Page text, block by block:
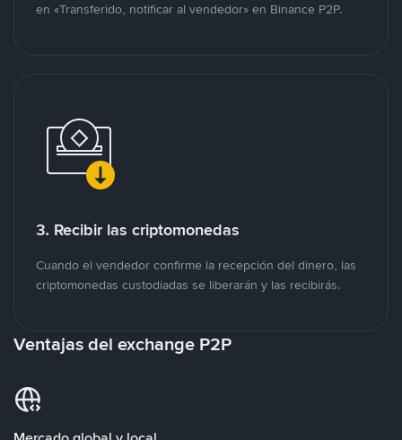
en «Transferido, notificar al vendedor» en Binance P2P.
3. Recibir las criptomonedas
Cuando el vendedor confirme la recepción del dinero, las
criptomonedas custodiadas se liberarán y las recibirás.
Ventajas del exchange P2P